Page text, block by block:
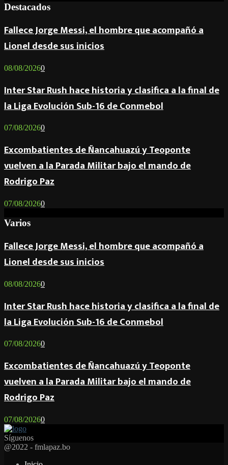
Destacados
Fallece Jorge Messi, el hombre que acompañó a
Lionel desde sus inicios
08/08/20260
Inter Star Rush hace historia y clasifica a la final de
la Liga Evolución Sub-16 de Conmebol
07/08/20260
Excombatientes de Ñancahuazú y Teoponte
vuelven a la Parada Militar bajo el mando de
Rodrigo Paz
07/08/20260
Varios
Fallece Jorge Messi, el hombre que acompañó a
Lionel desde sus inicios
08/08/20260
Inter Star Rush hace historia y clasifica a la final de
la Liga Evolución Sub-16 de Conmebol
07/08/20260
Excombatientes de Ñancahuazú y Teoponte
vuelven a la Parada Militar bajo el mando de
Rodrigo Paz
07/08/20260
Síguenos
Facebook
Twitter
Instagram
Youtube
Email
Twitch
Whatsapp
@2022 - fmlapaz.bo